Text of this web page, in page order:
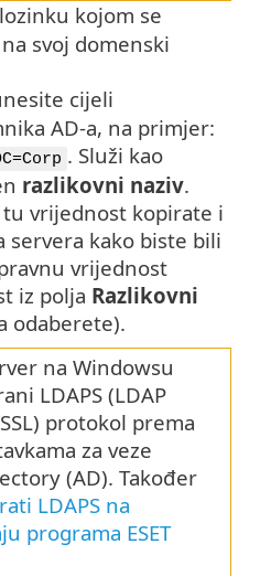
kojom se
svoj domenski
cijeli
AD-a, na primjer:
. Služi kao
razlikovni naziv.
vrijednost kopirate i
servera kako biste bili
vrijednost
iz polja Razlikovni
odaberete).
na Windowsu
LDAPS (LDAP
protokol prema
za veze
(AD). Također
LDAPS na
programa ESET